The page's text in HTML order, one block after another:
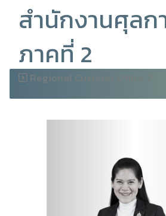
สำนักงานศุลก
ภาคที่ 2
Regional Customs Office 2